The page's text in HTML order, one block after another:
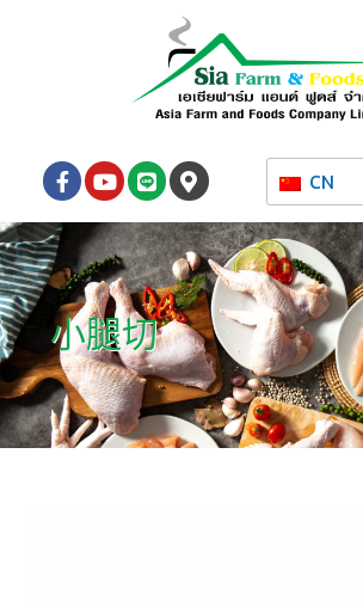
CN
小腿切